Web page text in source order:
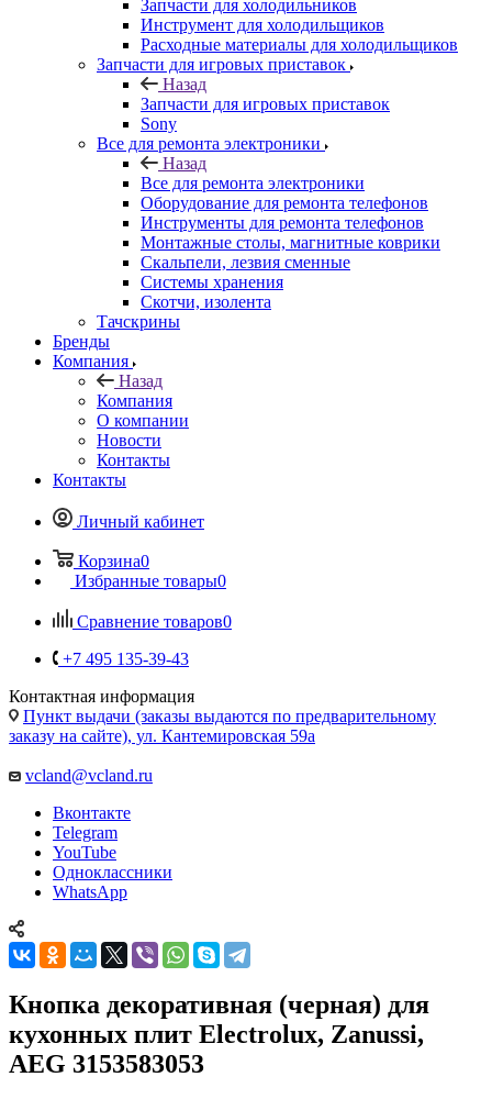
Запчасти для холодильников
Инструмент для холодильщиков
Расходные материалы для холодильщиков
Запчасти для игровых приставок
Назад
Запчасти для игровых приставок
Sony
Все для ремонта электроники
Назад
Все для ремонта электроники
Оборудование для ремонта телефонов
Инструменты для ремонта телефонов
Монтажные столы, магнитные коврики
Скальпели, лезвия сменные
Системы хранения
Скотчи, изолента
Тачскрины
Бренды
Компания
Назад
Компания
О компании
Новости
Контакты
Контакты
Личный кабинет
Корзина0
Избранные товары0
Сравнение товаров0
+7 495 135-39-43
Контактная информация
Пункт выдачи (заказы выдаются по предварительному
заказу на сайте), ул. Кантемировская 59а
vcland@vcland.ru
Вконтакте
Telegram
YouTube
Одноклассники
WhatsApp
Кнопка декоративная (черная) для
кухонных плит Electrolux, Zanussi,
AEG 3153583053